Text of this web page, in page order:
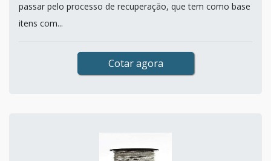
passar pelo processo de recuperação, que tem como base
itens com...
Cotar agora